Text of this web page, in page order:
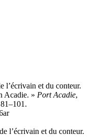
l’écrivain et du conteur.
Acadie. » Port Acadie,
l’écrivain et du conteur.